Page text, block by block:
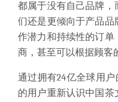
都属于没有自己品牌
们还是更倾向于产品品
作潜力和持续性的订单
商，甚至可以根据顾客
通过拥有24亿全球用户
的用户重新认识中国